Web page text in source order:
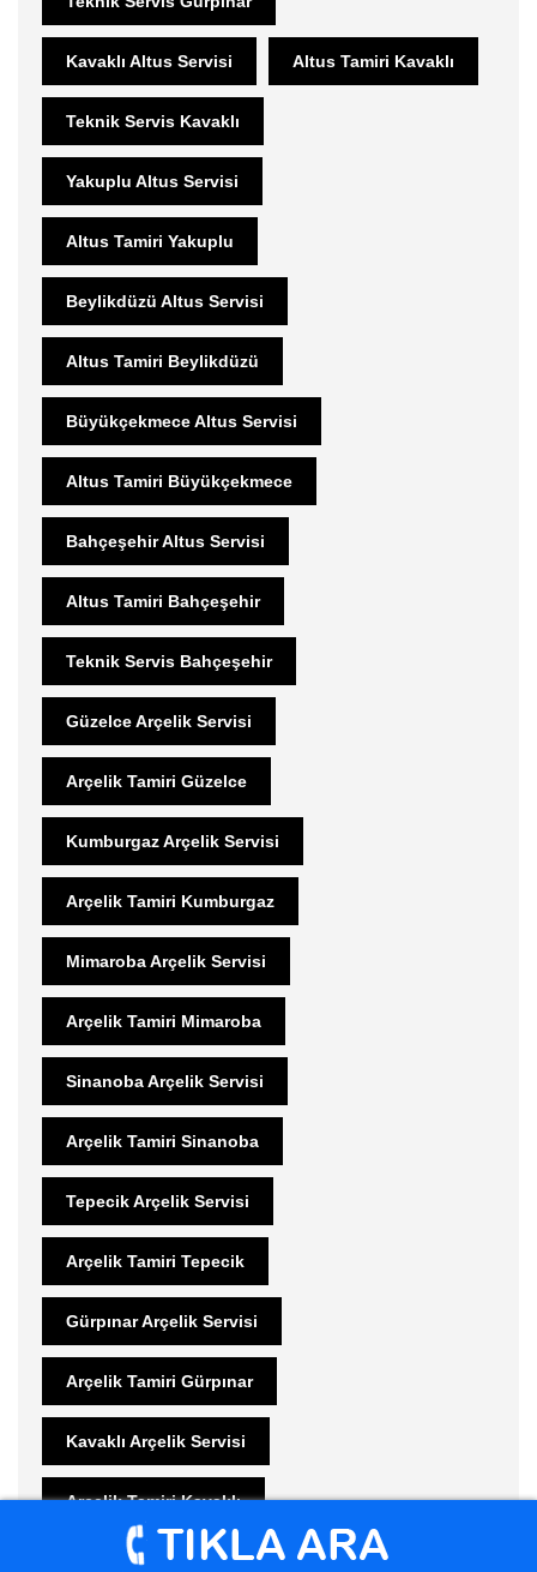
Kavaklı Altus Servisi Altus Tamiri Kavaklı
Teknik Servis Kavaklı
Yakuplu Altus Servisi
Altus Tamiri Yakuplu
Beylikdüzü Altus Servisi
Altus Tamiri Beylikdüzü
Büyükçekmece Altus Servisi
Altus Tamiri Büyükçekmece
Bahçeşehir Altus Servisi
Altus Tamiri Bahçeşehir
Teknik Servis Bahçeşehir
Güzelce Arçelik Servisi
Arçelik Tamiri Güzelce
Kumburgaz Arçelik Servisi
Arçelik Tamiri Kumburgaz
Mimaroba Arçelik Servisi
Arçelik Tamiri Mimaroba
Sinanoba Arçelik Servisi
Arçelik Tamiri Sinanoba
Tepecik Arçelik Servisi
Arçelik Tamiri Tepecik
Gürpınar Arçelik Servisi
Arçelik Tamiri Gürpınar
Kavaklı Arçelik Servisi
Arçelik Tamiri Kavaklı
Yakuplu Arçelik Servisi